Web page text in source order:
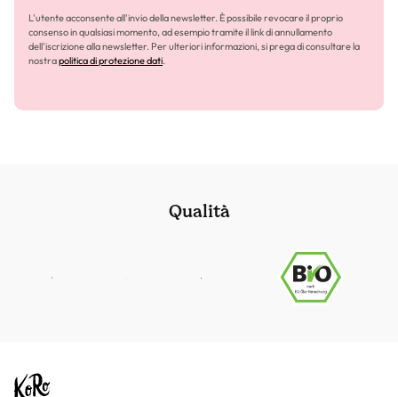
L'utente acconsente all'invio della newsletter. È possibile revocare il proprio
consenso in qualsiasi momento, ad esempio tramite il link di annullamento
dell'iscrizione alla newsletter. Per ulteriori informazioni, si prega di consultare la
nostrapolitica di protezione dati.
Qualità